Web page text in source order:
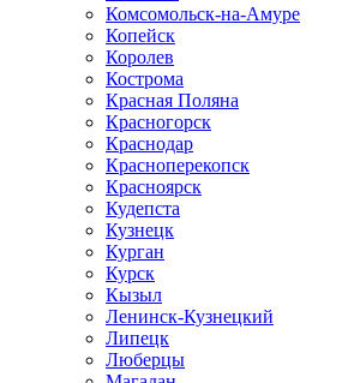
Комсомольск-на-Амуре
Копейск
Королев
Кострома
Красная Поляна
Красногорск
Краснодар
Красноперекопск
Красноярск
Кудепста
Кузнецк
Курган
Курск
Кызыл
Ленинск-Кузнецкий
Липецк
Люберцы